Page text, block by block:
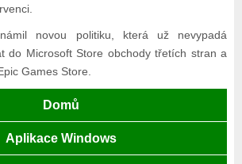
novou politiku, která už nevypadá
do Microsoft Store obchody třetích stran a
Games Store.
Domů
Aplikace Windows